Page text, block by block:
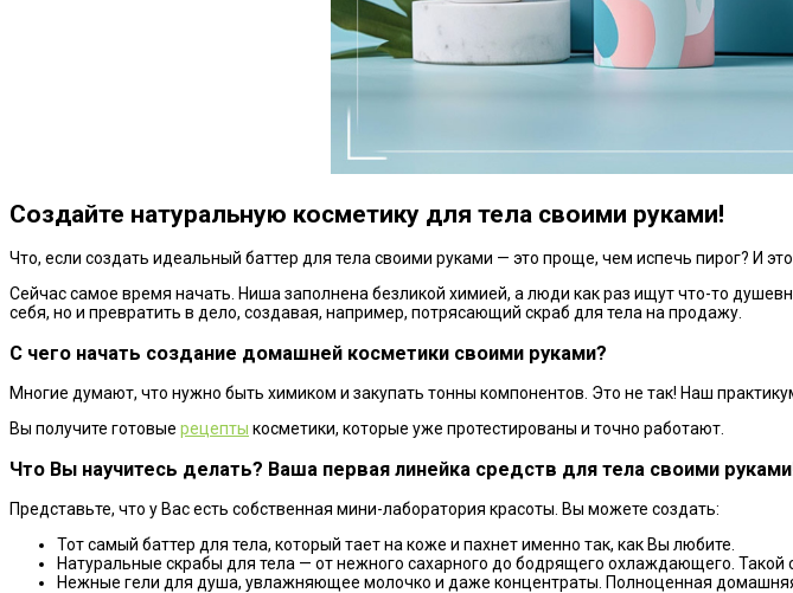
Создайте натуральную косметику для тела своими руками!
Что, если создать идеальный баттер для тела своими руками — это проще, чем испечь пирог? И
Сейчас самое время начать. Ниша заполнена безликой химией, а люди как раз ищут что-то
себя, но и превратить в дело, создавая, например, потрясающий скраб для тела на продажу.
С чего начать создание домашней косметики своими руками?
Многие думают, что нужно быть химиком и закупать тонны компонентов. Это не так! Наш
Вы получите готовые рецепты косметики, которые уже протестированы и точно работают.
Что Вы научитесь делать? Ваша первая линейка средств для тела своими
Представьте, что у Вас есть собственная мини-лаборатория красоты. Вы можете создать:
Тот самый баттер для тела, который тает на коже и пахнет именно так, как Вы любите.
Натуральные скрабы для тела — от нежного сахарного до бодрящего охлаждающего. Такой
Нежные гели для душа, увлажняющее молочко и даже концентраты. Полноценная